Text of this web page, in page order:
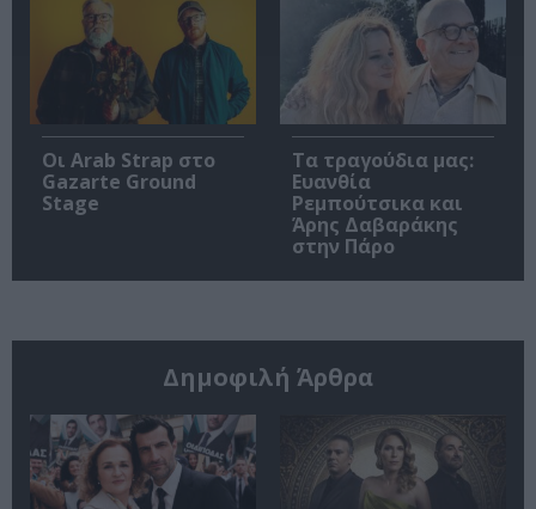
Οι Arab Strap στο
Gazarte Ground
Stage
Τα τραγούδια μας:
Ευανθία
Ρεμπούτσικα και
Άρης Δαβαράκης
στην Πάρο
Δημοφιλή Άρθρα